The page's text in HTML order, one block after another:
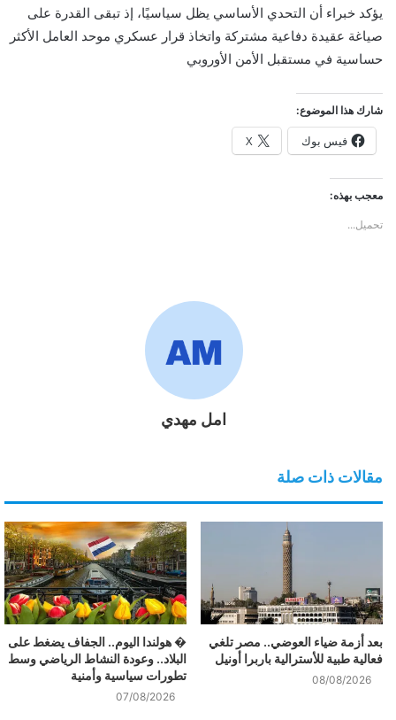
يؤكد خبراء أن التحدي الأساسي يظل سياسيًا، إذ تبقى القدرة على
صياغة عقيدة دفاعية مشتركة واتخاذ قرار عسكري موحد العامل الأكثر
حساسية في مستقبل الأمن الأوروبي
شارك هذا الموضوع:
فيس بوك X
معجب بهذه:
تحميل...
امل مهدي
مقالات ذات صلة
بعد أزمة ضياء العوضي.. مصر تلغي
فعالية طبية للأسترالية باربرا أونيل
08/08/2026
� هولندا اليوم.. الجفاف يضغط على
البلاد.. وعودة النشاط الرياضي وسط
تطورات سياسية وأمنية
07/08/2026